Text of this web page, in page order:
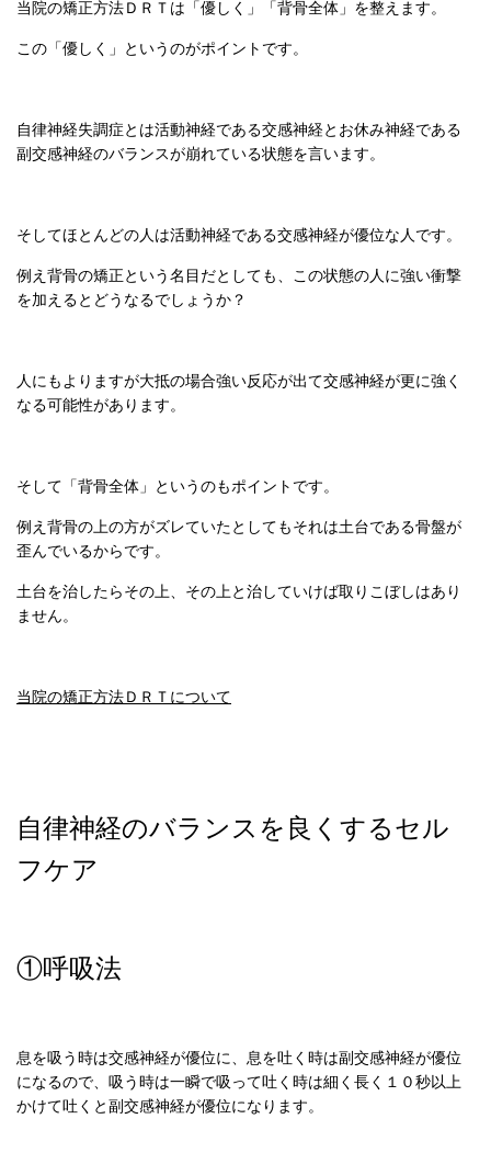
当院の矯正方法ＤＲＴは「優しく」「背骨全体」を整えます。
この「優しく」というのがポイントです。
自律神経失調症とは活動神経である交感神経とお休み神経である
副交感神経のバランスが崩れている状態を言います。
そしてほとんどの人は活動神経である交感神経が優位な人です。
例え背骨の矯正という名目だとしても、この状態の人に強い衝撃
を加えるとどうなるでしょうか？
人にもよりますが大抵の場合強い反応が出て交感神経が更に強く
なる可能性があります。
そして「背骨全体」というのもポイントです。
例え背骨の上の方がズレていたとしてもそれは土台である骨盤が
歪んでいるからです。
土台を治したらその上、その上と治していけば取りこぼしはあり
ません。
当院の矯正方法ＤＲＴについて
自律神経のバランスを良くするセル
フケア
①呼吸法
息を吸う時は交感神経が優位に、息を吐く時は副交感神経が優位
になるので、吸う時は一瞬で吸って吐く時は細く長く１０秒以上
かけて吐くと副交感神経が優位になります。